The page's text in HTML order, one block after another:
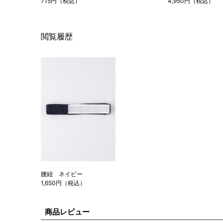
閲覧履歴
腰紐 ネイビー
1,650円（税込）
商品レビュー